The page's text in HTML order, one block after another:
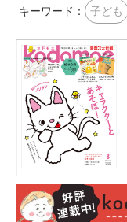
キーワード： 子ども